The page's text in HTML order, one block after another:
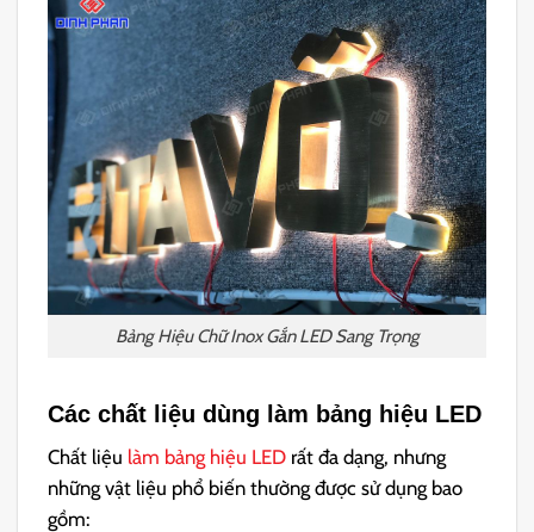
Bảng Hiệu Chữ Inox Gắn LED Sang Trọng
Các chất liệu dùng làm bảng hiệu LED
Chất liệu làm bảng hiệu LED rất đa dạng, nhưng
những vật liệu phổ biến thường được sử dụng bao
gồm: